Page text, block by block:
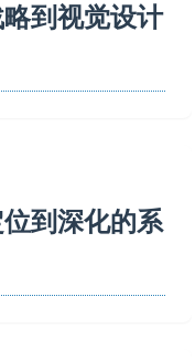
到视觉设计
到深化的系